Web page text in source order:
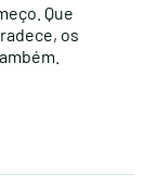
Que
os